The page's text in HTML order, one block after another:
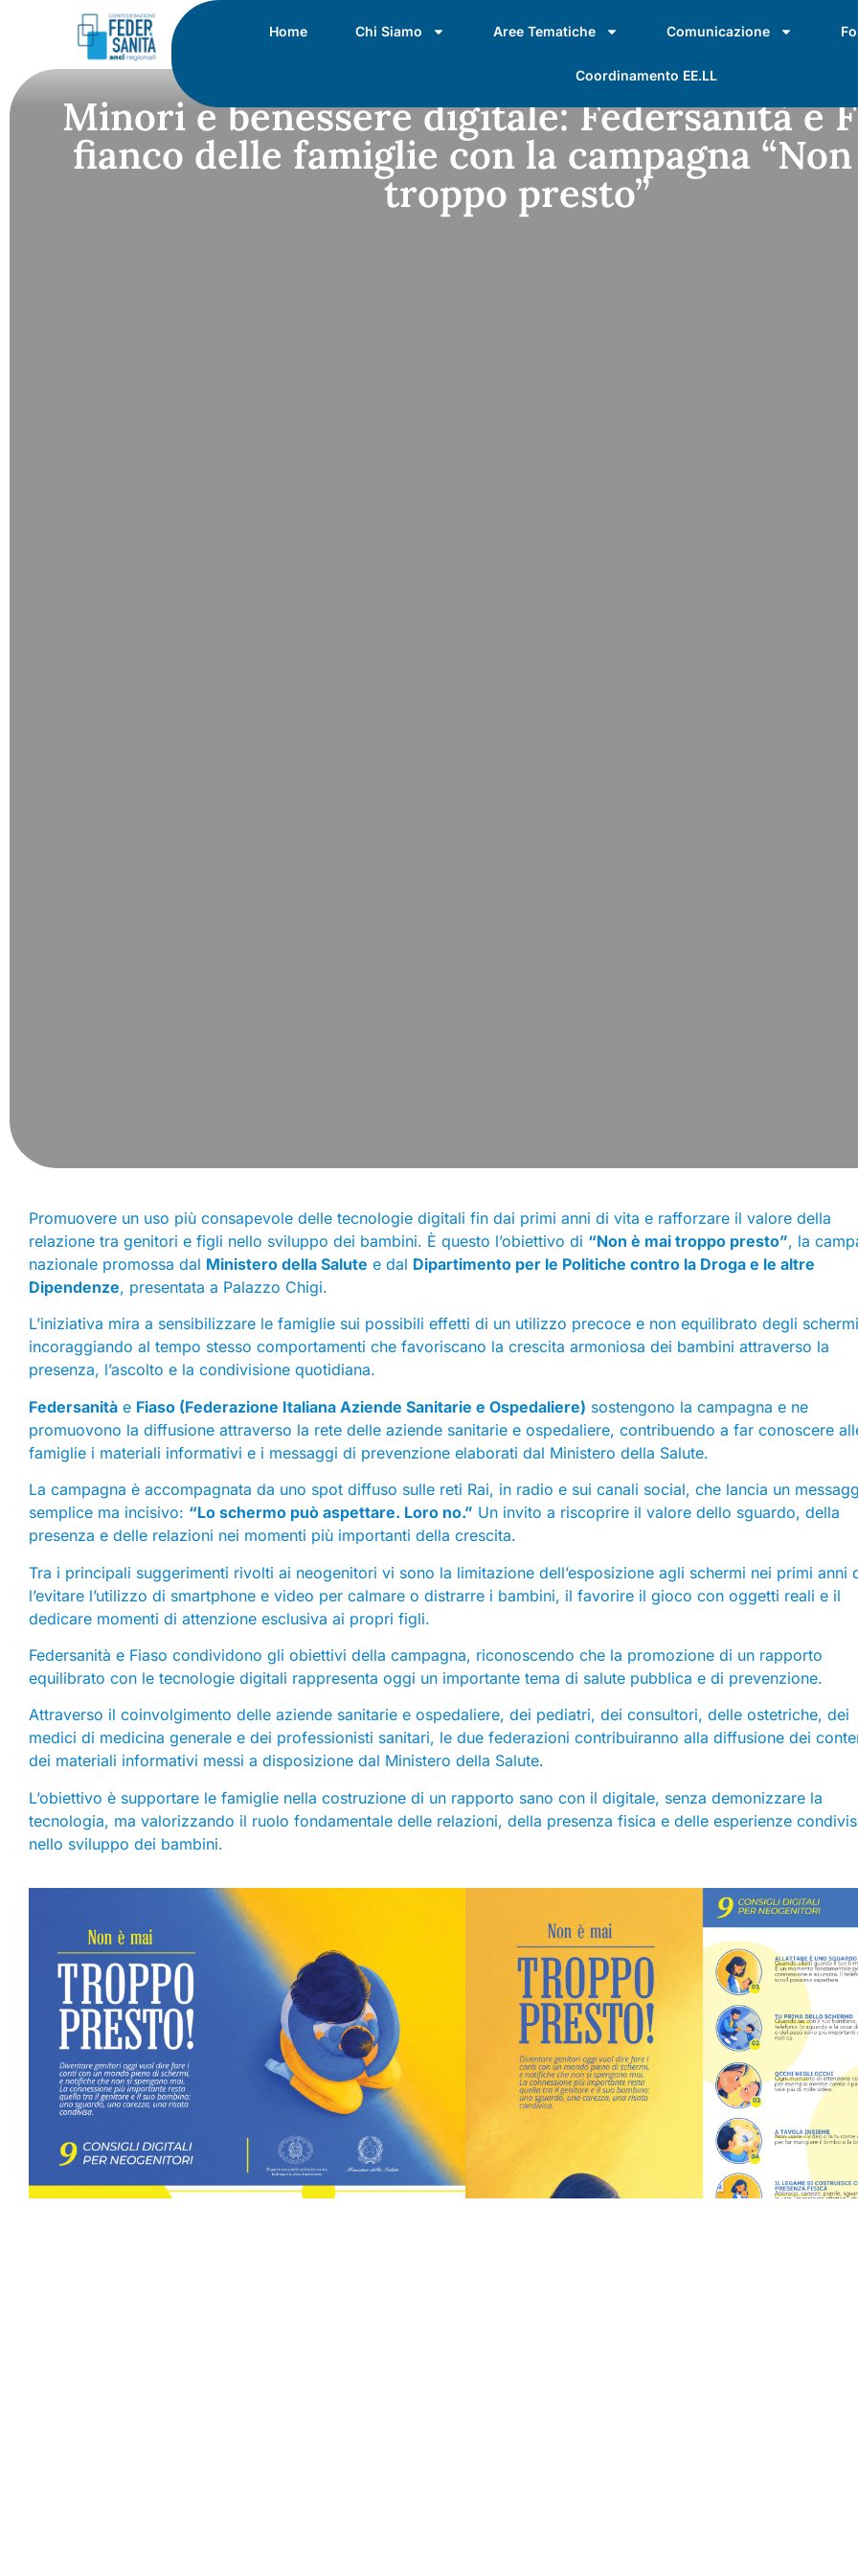
Home Chi Siamo Aree Tematiche Comunicazione
Coordinamento EE.LL
Minori e benessere digitale: Federsanità e
fianco delle famiglie con la campagna
troppo presto”
Promuovere un uso più consapevole delle tecnologie digitali fin dai primi anni di vita e rafforzare il valore della
relazione tra genitori e figli nello sviluppo dei bambini. È questo l’obiettivo di “Non è mai troppo presto”, la
nazionale promossa dal Ministero della Salute e dal Dipartimento per le Politiche contro la Droga e le altre
Dipendenze, presentata a Palazzo Chigi.
L’iniziativa mira a sensibilizzare le famiglie sui possibili effetti di un utilizzo precoce e non equilibrato degli
incoraggiando al tempo stesso comportamenti che favoriscano la crescita armoniosa dei bambini attraverso la
presenza, l’ascolto e la condivisione quotidiana.
Federsanità e Fiaso (Federazione Italiana Aziende Sanitarie e Ospedaliere) sostengono la campagna e ne
promuovono la diffusione attraverso la rete delle aziende sanitarie e ospedaliere, contribuendo a far conoscere
famiglie i materiali informativi e i messaggi di prevenzione elaborati dal Ministero della Salute.
La campagna è accompagnata da uno spot diffuso sulle reti Rai, in radio e sui canali social, che lancia un
semplice ma incisivo: “Lo schermo può aspettare. Loro no.” Un invito a riscoprire il valore dello sguardo, della
presenza e delle relazioni nei momenti più importanti della crescita.
Tra i principali suggerimenti rivolti ai neogenitori vi sono la limitazione dell’esposizione agli schermi nei primi anni
l’evitare l’utilizzo di smartphone e video per calmare o distrarre i bambini, il favorire il gioco con oggetti reali e il
dedicare momenti di attenzione esclusiva ai propri figli.
Federsanità e Fiaso condividono gli obiettivi della campagna, riconoscendo che la promozione di un rapporto
equilibrato con le tecnologie digitali rappresenta oggi un importante tema di salute pubblica e di prevenzione.
Attraverso il coinvolgimento delle aziende sanitarie e ospedaliere, dei pediatri, dei consultori, delle ostetriche, dei
medici di medicina generale e dei professionisti sanitari, le due federazioni contribuiranno alla diffusione dei
dei materiali informativi messi a disposizione dal Ministero della Salute.
L’obiettivo è supportare le famiglie nella costruzione di un rapporto sano con il digitale, senza demonizzare la
tecnologia, ma valorizzando il ruolo fondamentale delle relazioni, della presenza fisica e delle esperienze
nello sviluppo dei bambini.